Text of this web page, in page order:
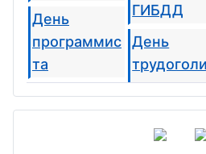
День
программис
та
День
ГИБДД
День
а
шоколада